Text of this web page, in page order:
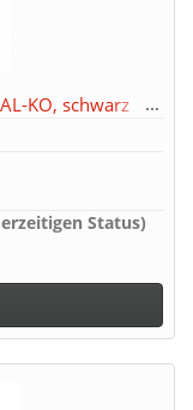
KO, schwarz
Status)